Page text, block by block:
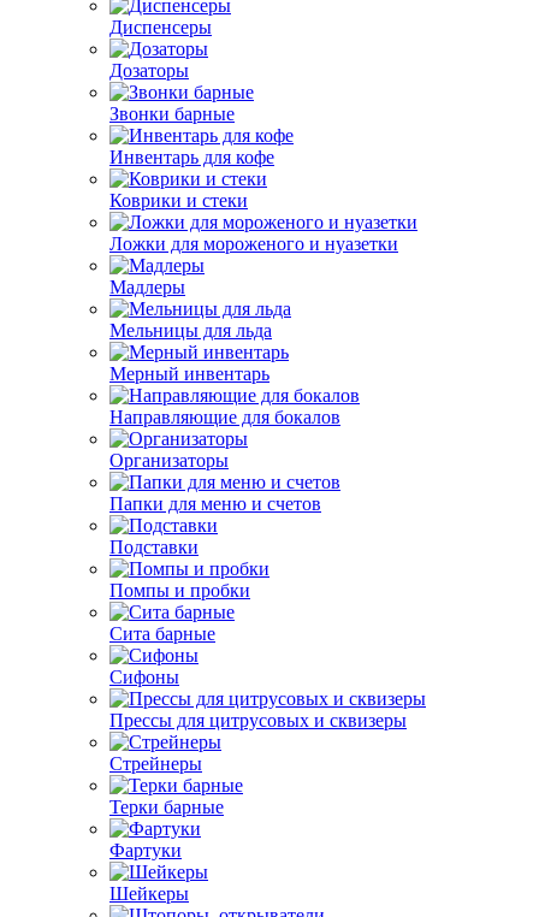
Диспенсеры
Дозаторы
Звонки барные
Инвентарь для кофе
Коврики и стеки
Ложки для мороженого и нуазетки
Мадлеры
Мельницы для льда
Мерный инвентарь
Направляющие для бокалов
Организаторы
Папки для меню и счетов
Подставки
Помпы и пробки
Сита барные
Сифоны
Прессы для цитрусовых и сквизеры
Стрейнеры
Терки барные
Фартуки
Шейкеры